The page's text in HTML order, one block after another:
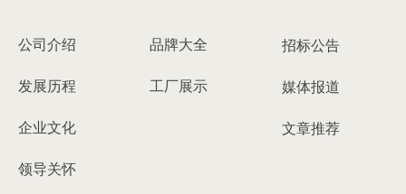
公司介绍
发展历程
企业文化
领导关怀
品牌大全
工厂展示
招标公告
媒体报道
文章推荐